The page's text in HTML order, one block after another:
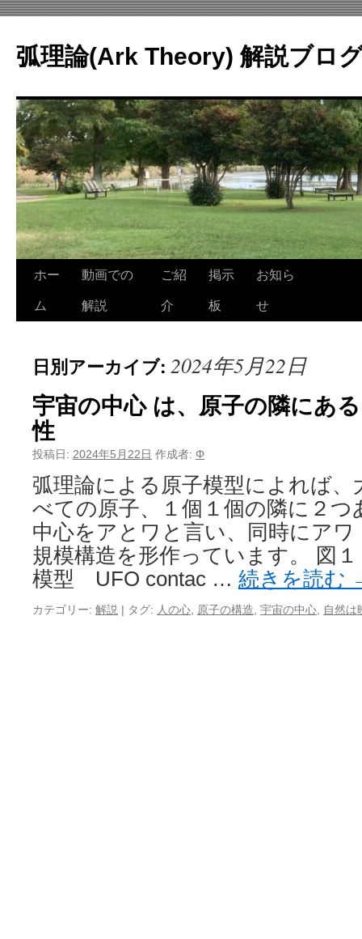
テ
ン
へ
ス
キ
ッ
プ
弧理論(Ark Theory) 解説ブロ
ホー
ム
動画での
解説
ご紹
介
掲示
板
お知ら
せ
日別アーカイブ: 2024年5月22日
宇宙の中心 は、原子の隣にあ
性
投稿日: 2024年5月22日 作成者: Φ
弧理論による原子模型によれば、
べての原子、１個１個の隣に２つ
中心をアとワと言い、同時にアワ
規模構造を形作っています。 図
模型 UFO contac … 続きを読む
カテゴリー: 解説 | タグ: 人の心 原子の構造 宇宙の中心 自然は